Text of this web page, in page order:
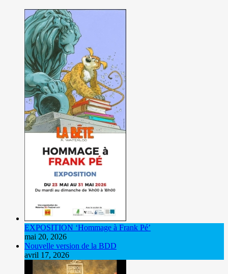
EXPOSITION ‘Hommage à Frank Pé’
mai 20, 2026
Nouvelle version de la BDD
avril 17, 2026